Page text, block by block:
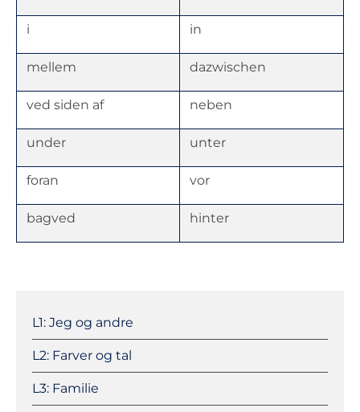
i in
mellem dazwischen
ved siden af neben
under unter
foran vor
bagved hinter
überspringen
L1: Jeg og andre
L2: Farver og tal
L3: Familie